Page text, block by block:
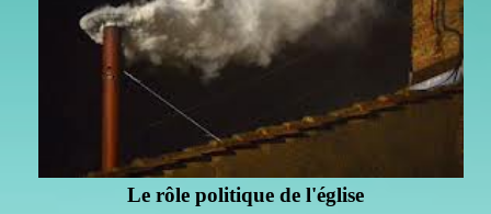
Le rôle politique de l'église